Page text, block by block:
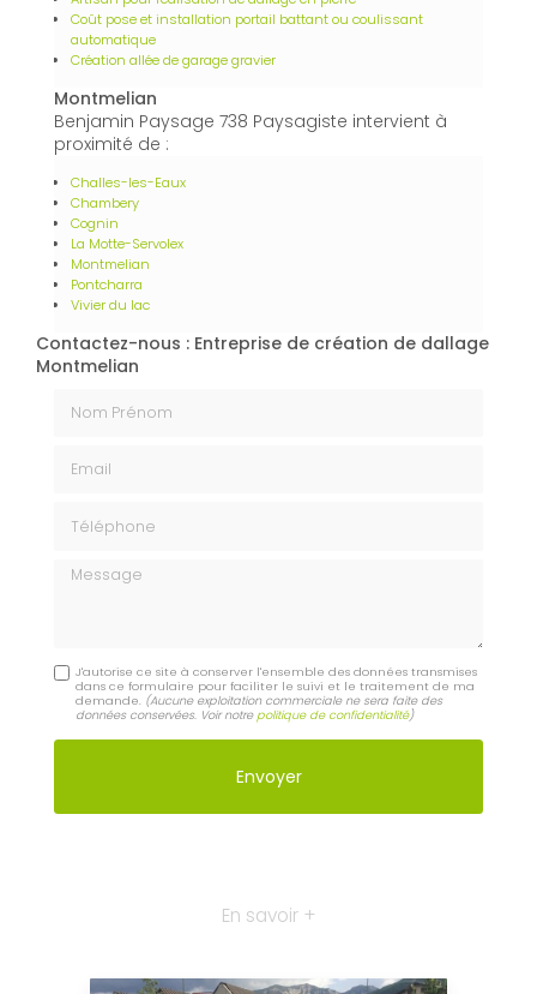
Coût pose et installation portail battant ou coulissant
automatique
Création allée de garage gravier
Montmelian
Benjamin Paysage 738 Paysagiste intervient à
proximité de :
Challes-les-Eaux
Chambery
Cognin
La Motte-Servolex
Montmelian
Pontcharra
Vivier du lac
Contactez-nous : Entreprise de création de dallage
Montmelian
Message
J'autorise ce site à conserver l'ensemble des données transmises
dans ce formulaire pour faciliter le suivi et le traitement de ma
demande. (Aucune exploitation commerciale ne sera faite des
données conservées. Voir notrepolitique de confidentialité)
En savoir +